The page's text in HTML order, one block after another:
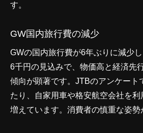
す。
GW国内旅行費の減少
GWの国内旅行費が6年ぶりに減少
6千円の見込みで、物価高と経済先
傾向が顕著です。JTBのアンケート
たり、自家用車や格安航空会社を
増えています。消費者の慎重な姿勢